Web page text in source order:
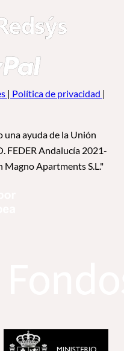
| Política de privacidad |
una ayuda de la Unión
FEDER Andalucía 2021-
Apartments S.L."